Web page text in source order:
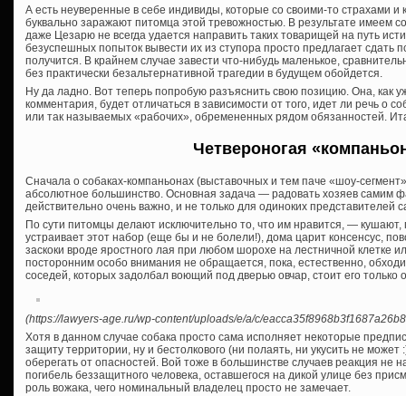
А есть неуверенные в себе индивиды, которые со своими-то страхами и
буквально заражают питомца этой тревожностью. В результате имеем
даже Цезарю не всегда удается направить таких товарищей на путь
безуспешных попыток вывести их из ступора просто предлагает сдать
получится. В крайнем случае завести что-нибудь маленькое,
без практически безальтернативной трагедии в будущем обойдется.
Ну да ладно. Вот теперь попробую разъяснить свою позицию. Она, как
комментария, будет отличаться в зависимости от того, идет ли речь о
или так называемых «рабочих», обремененных рядом обязанностей.
Четвероногая
Сначала о собаках-компаньонах (выставочных и тем паче «шоу-
абсолютное большинство. Основная задача — радовать хозяев самим
действительно очень важно, и не только для одиноких представителей
По сути питомцы делают исключительно то, что им нравится, — кушают,
устраивает этот набор (еще бы и не болели!), дома царит консенсус,
заскоки вроде яростного лая при любом шорохе на лестничной клетке
посторонним особо внимания не обращается, пока, естественно,
соседей, которых задолбал воющий под дверью овчар, стоит его только
(https://lawyers-age.ru/wp-content/uploads/e/a/c/
Хотя в данном случае собака просто сама исполняет некоторые
защиту территории, ну и бестолкового (ни полаять, ни укусить не может
оберегать от опасностей. Вой тоже в большинстве случаев реакция не
погибель беззащитного человека, оставшегося на дикой улице без
роль вожака, чего номинальный владелец просто не замечает.